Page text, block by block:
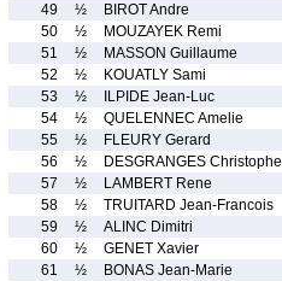
49
½ BIROT Andre
50
½ MOUZAYEK Remi
51
½ MASSON Guillaume
52
½ KOUATLY Sami
53
½ ILPIDE Jean-Luc
54
½ QUELENNEC Amelie
55
½ FLEURY Gerard
56
½ DESGRANGES Christophe
57
½ LAMBERT Rene
58
½ TRUITARD Jean-Francois
59
½ ALINC Dimitri
60
½ GENET Xavier
61
½ BONAS Jean-Marie